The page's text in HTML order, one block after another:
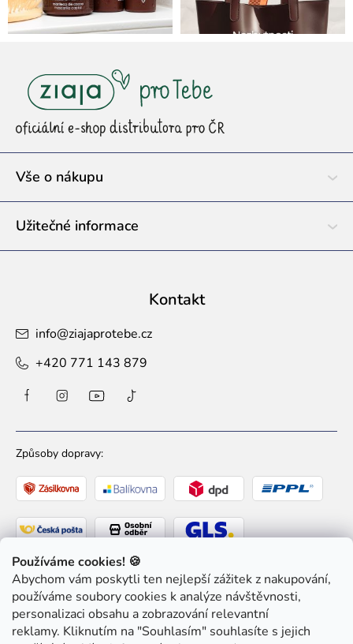
Používáme cookies! 🍪
Abychom vám poskytli ten nejlepší zážitek z nakupování,
používáme soubory cookies k analýze návštěvnosti,
personalizaci obsahu a zobrazování relevantní
reklamy. Kliknutím na "Souhlasím" souhlasíte s jejich
t
Vše o nákupu
Užitečné informace
Kontakt
info@ziajaprotebe.cz
+420 771 143 879
Způsoby dopravy:
Způsoby platby: